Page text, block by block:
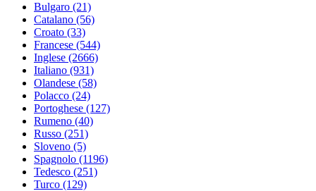
Bulgaro (21)
Catalano (56)
Croato (33)
Francese (544)
Inglese (2666)
Italiano (931)
Olandese (58)
Polacco (24)
Portoghese (127)
Rumeno (40)
Russo (251)
Sloveno (5)
Spagnolo (1196)
Tedesco (251)
Turco (129)